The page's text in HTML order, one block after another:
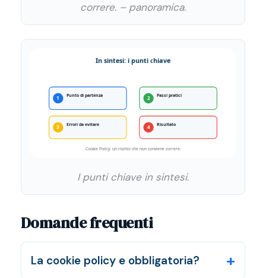
correre. – panoramica.
I punti chiave in sintesi.
Domande frequenti
La cookie policy e obbligatoria?